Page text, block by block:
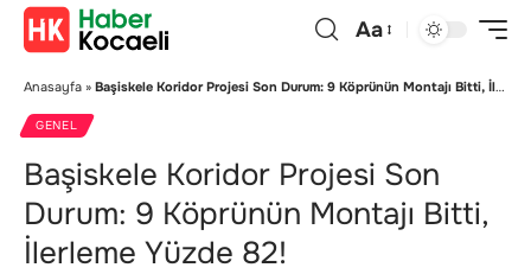
Aa
Anasayfa » Başiskele Koridor Projesi Son Durum: 9 Köprünün Montajı Bitti, İlerleme Yüzde 82!
GENEL
Başiskele Koridor Projesi Son
Durum: 9 Köprünün Montajı Bitti,
İlerleme Yüzde 82!